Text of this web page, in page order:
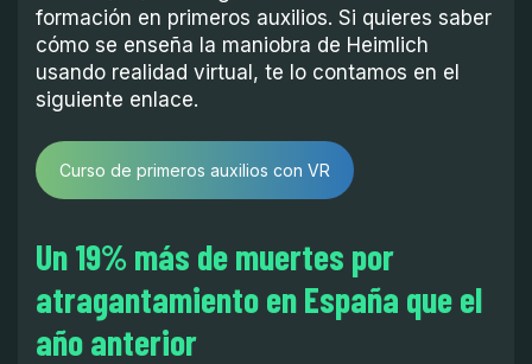
formación en primeros auxilios. Si quieres saber
cómo se enseña la maniobra de Heimlich
usando realidad virtual, te lo contamos en el
siguiente enlace.
Curso de primeros auxilios con VR
Un 19% más de muertes por
atragantamiento en España que el
año anterior